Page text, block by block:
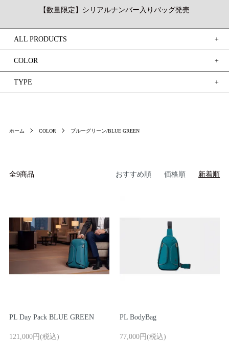
【数量限定】シリアルナンバー入りバッグ発売
ホーム COLOR ブルーグリーン/BLUE GREEN
全9商品 おすすめ順 価格順 新着順
PL Day Pack BLUE GREEN
121,000円(税込)
PL BodyBag
77,000円(税込)
ALL PRODUCTS
COLOR
TYPE